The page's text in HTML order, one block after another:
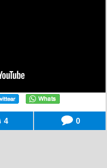
4 0